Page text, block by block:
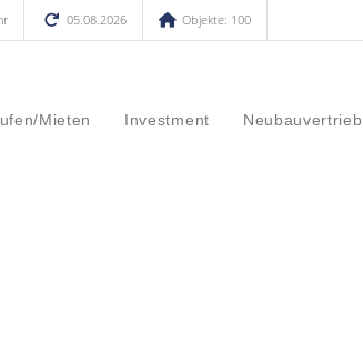
05.08.2026 Objekte: 100
Mieten Investment Neubauvertrieb